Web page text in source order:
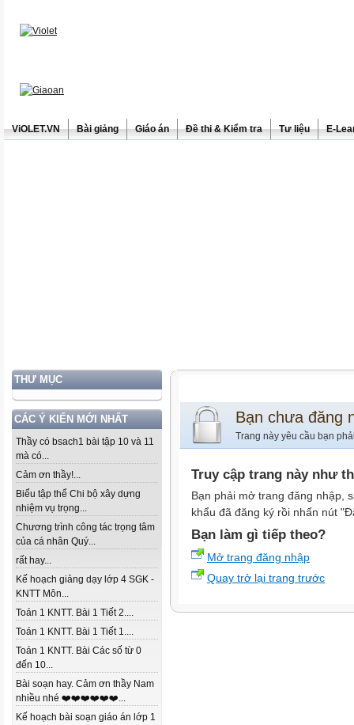
ViOLET.VN Bài giảng Giáo án Đề thi & Kiểm tra Tư liệu E-
THƯ MỤC
CÁC Ý KIẾN MỚI NHẤT
Thầy có bsach1 bài tập 10 và 11
mà có...
Cảm ơn thầy!...
Biểu tập thể Chi bộ xây dựng
nhiệm vụ trọng...
Chương trình công tác trọng tâm
của cá nhân Quý...
rất hay...
Kế hoạch giảng dạy lớp 4 SGK -
KNTT Môn...
Toán 1 KNTT. Bài 1 Tiết 2....
Toán 1 KNTT. Bài 1 Tiết 1....
Toán 1 KNTT. Bài Các số từ 0
đến 10...
Bài soạn hay. Cảm ơn thầy Nam
nhiều nhé ❤️❤️❤️❤️❤️❤️...
Kế hoạch bài soạn giáo án lớp 1
Bạn chưa đăng
Trang này yêu cầu bạn
Truy cập trang này như
Bạn phải mở trang đăng nhập,
khẩu đã đăng ký rồi nhấn nút
Bạn làm gì tiếp theo?
Mở trang đăng nhập
Quay trở lại trang trước